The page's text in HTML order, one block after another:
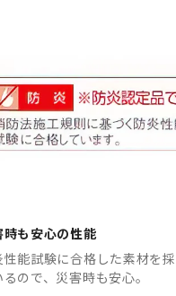
時も安心の性能
性能試験に合格した素材を
るので、災害時も安心。